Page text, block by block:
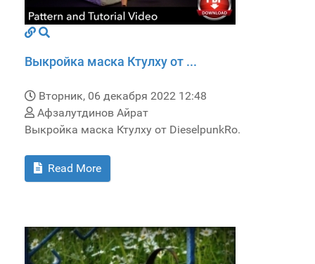
Выкройка маска Ктулху от ...
Вторник, 06 декабря 2022 12:48
Афзалутдинов Айрат
Выкройка маска Ктулху от DieselpunkRo.
Read More